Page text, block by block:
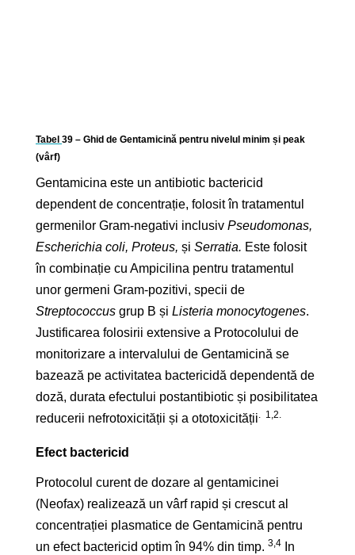
Tabel 39 – Ghid de Gentamicină pentru nivelul minim și peak
(vârf)
Gentamicina este un antibiotic bactericid
dependent de concentrație, folosit în tratamentul
germenilor Gram-negativi inclusiv Pseudomonas,
Escherichia coli, Proteus, și Serratia. Este folosit
în combinație cu Ampicilina pentru tratamentul
unor germeni Gram-pozitivi, specii de
Streptococcus grup B și Listeria monocytogenes.
Justificarea folosirii extensive a Protocolului de
monitorizare a intervalului de Gentamicină se
bazează pe activitatea bactericidă dependentă de
doză, durata efectului postantibiotic și posibilitatea
reducerii nefrotoxicității și a ototoxicității. 1,2.
Efect bactericid
Protocolul curent de dozare al gentamicinei
(Neofax) realizează un vârf rapid și crescut al
concentrației plasmatice de Gentamicină pentru
un efect bactericid optim în 94% din timp. 3,4
In